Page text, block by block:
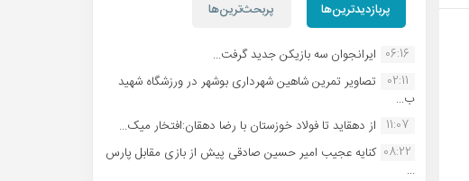
پربازدیدترین‌ها پربحث‌ترین‌ها
06:16 ایرانجوان سه بازیکن جدید گرفت...
02:11
تصاویر تمرین شاهین شهردارى بوشهر در ورزشگاه شهید
ب...
11:07 از دهقاید تا فولاد خوزستان با رضا دهقان:افتخار میک...
08:22 کنایه عجیب امیر حسین صادقی پیش از بازی مقابل پارس
...